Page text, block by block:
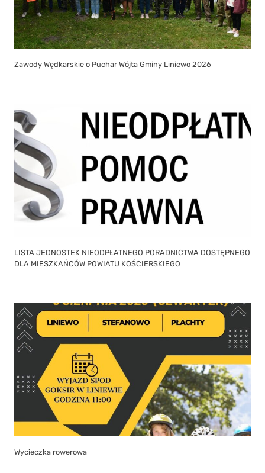
Zawody Wędkarskie o Puchar Wójta Gminy Liniewo 2026
LISTA JEDNOSTEK NIEODPŁATNEGO PORADNICTWA DOSTĘPNEGO
DLA MIESZKAŃCÓW POWIATU KOŚCIERSKIEGO
Wycieczka rowerowa